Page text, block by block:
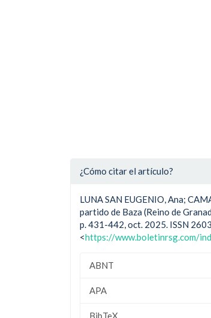
¿Cómo citar el artículo?
LUNA SAN EUGENIO, Ana;
partido de Baza (Reino de
p. 431-442, oct. 2025. ISSN
<https://www.boletinrsg.com/
ABNT
APA
BibTeX